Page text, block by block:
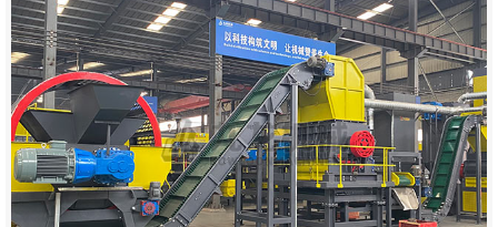
频
现
场
方
案
动
态
联
系
郑